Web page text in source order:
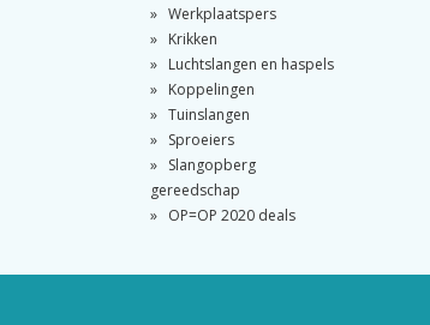
Werkplaatspers
Krikken
Luchtslangen en haspels
Koppelingen
Tuinslangen
Sproeiers
Slangopberg
gereedschap
OP=OP 2020 deals